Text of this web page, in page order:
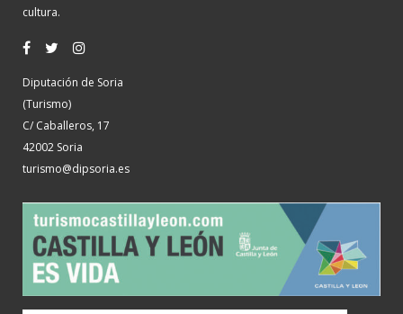
cultura.
Diputación de Soria
(Turismo)
C/ Caballeros, 17
42002 Soria
turismo@dipsoria.es